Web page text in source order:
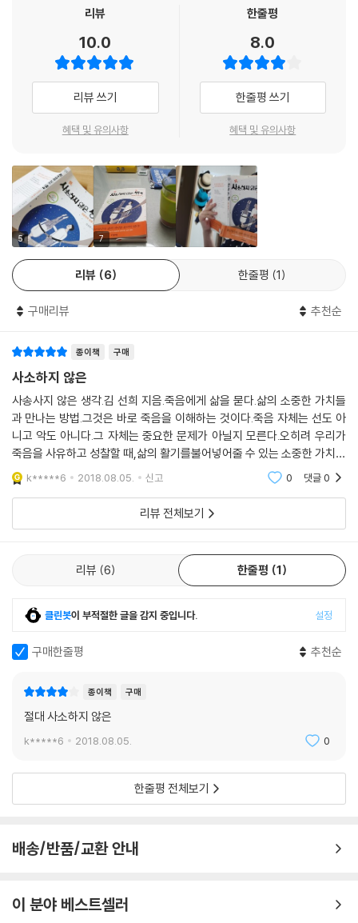
면 즐겁게 살 수 있다는 것을 가르친다. 그의 가르침은 오늘날 우리에게도
중요한 메시지를 전한다. 즐겁게 살기 위해서는 명료하게 생각하고 사려
깊게 사는 것이 최선의 길이라는 것이다. 동시에 고통이나 두려움의 부정
적인 감정에 휘둘리지 않기 위해서는 감정의 근거들을 올바르게 검토하는
사고의 훈련이 필요하다는 것을 가르쳐준다.
--- p.63, 2장 〈죽음은 삶의 빛을 모아준다: 에피쿠로스〉
유로운 삶을 살기가 더욱 어려운 시대다. 에픽테토스는 진정 자유로운 삶
을 살기 위해서는 세상과 사물에 대한 올바른 표상을 형성하고, 돈이나 명
예와 권력 등 남에게 달린 것에 대해 자신의 자유를 저당 잡히지 않도록 단
호한 태도가 필요하다고 말한다. 그의 철학은 인생의 중요한 지점마다 스
가치들을 누리기 위해 자유를 양보할 것인가?’ 오늘날에도 에픽테토스는
이 물음에 대해 분명 하나의 지침을 마련해줄 것이다.
--- p.97, 3장 〈죽음에 대한 올바른 생각이 우리를 구원한다: 에픽테토스〉
죽음을 의식하며 사는 것은 부조리를 기피하지 않으면서 사는 것이다. 자
신의 부조리한 운명을 의식하지만 체념하지 않고 그 운명을 적극적으로 최
선을 다해 남김없이 살아낼 것을 다짐하는 것이다. 반항하는 자는 부조리
의 대립항을 어느 쪽도 폐기하거나 회피하지 않고 팽팽하게 긴장시키면서
부조리와 대결하는 삶을 살아간다. 구원의 약속이나 구원의 가망이 없을지
라도 부조리와 적극적으로 대항하고 대결하며 사는 것이다. 이제 자살이
왜 잘못된 것인지 분명해진다. 자살은 부조리의 대립항의 하나를 폐기함으
로써 부조리를 해소시켜버리기 때문이다.
--- p.109, 4장 〈죽음은 삶의 진실을 보게 해준다: 카뮈〉
성과 가족애 등은 죽음 앞에서 사상누각일 뿐 진정한 의미를 주지 못한다
고 보았다. 그리고 유한한 인간의 삶이 구원받기 위해서는 영원불멸의 의
께 다 사라져버리거나 아무 의미도 없이 삶이 끝나버릴 것이라고 보았다.
스토이는 유한한 인간이 추구하고 동경하는 무한한 의미, 유한성 속의 영
이었다. 그가 말하는 신의 법은 단지 인습적인 교회 전통과 교리가 아니라,
용서와 사랑을 실천한 신의 행적을 따르는 기독교 전통의 사랑의 원리였
이런 상황이 어른들에게만 해당하는 것은 아니다. 무기력하고, 우울하고,
행복한 삶이 무엇인지 고민하게 되는 불안한 상황들이 십대 청소년들에게
도 비일비재로 일어난다. 그렇다 보니 직접적으로 고민을 드러내지는 않더
라도 삶에 대한 나름의 고민을 가지고 살아갈 수밖에 없다. 어른들이 으레
생각하는 것과는 달리 삶에 대해 그 어느 때보다 그 누구보다 진지하게 고
이 담고 있는 내용은 동일하다. 산다는 것은 무엇인지, 어떻게 해야 잘 사는
것인지가 바로 그것이다. 아이이든 어른이든 사람은 누구나 동일하게 살아
가고 죽어간다. 삶과 죽음은 우리의 일상 속에 얽히고설켜 있다. 그런 고민
이 있을 때 10대 청소년들은 어떻게 그 고민을 해결해나갈까. 누구에게 어
떻게 도움을 받을 수 있을까. 그들의 고민과 문제에 관해 우리 어른들은 어
떻게 대화할 수 있을까?
과거의 문학과 철학을 통해 바라보는 삶과 죽음의 문제
자음과모음 청소년인문 시리즈의 일곱 번째 책 『사소하지 않은 생각: 죽음
에게 삶을 묻다』는 이러한 물음에서 시작하여 ‘10대를 위한 삶의 철학’을
다루고 있는 책이다. 한국여성철학회장을 역임하고 지금은 이화여대 철학
과 교수로 재직하며 철학함의 힘을 알려주는 김선희 교수는 ‘철학상담’이
라는 분야를 연구하며 자신만의 철학적 길을 모색해온 학자다. 그는 삶의
문제로 고민해온 다양한 내담자들을 만났고, 그들이 스스로 ‘나는 누구이
를 시도해왔다. 그래서 이 책에는 김선희 교수의 오랜 연구와 현장에서의
상담 경험이 녹아 있으며, 독자들에게 철학적 사유와 방법으로 삶과 죽음
를 불러일으킨다.
제목에서 알 수 있듯 이 책은 사람이 살아가는 데 있어 가장 중요하다고 할
수 있는 ‘삶과 죽음’을 과거의 문학과 철학 텍스트를 토대로 하여 깊이 들여
다보고 있다. 책에 등장하는 사상가들은 총 여섯 명이다. [1장]에서는 고대
메소포타미아의 도시국가 우룩 제1왕조의 전설적인 왕으로 기록되어 있는
모든 부귀와 영화를 버리고 방랑하는 길가메시의 모습을 통해 죽음과 우정
의 관계, 영생과 죽음의 비밀을 밝힌다. [2장]에서는 에피쿠로스학파의 창
시자이자 죽음의 두려움을 치유하는 데 관심을 가졌던 고대 그리스의 철학
인데, 에피쿠로스는 죽음을 두려워하는 것에는 아무 근거가 없다는 것을
주장하며 죽음의 두려움으로부터 자유로웠던 사람이었다. 쉽게 받아들이
이 장의 주요 내용이다. [3장]에서는 참된 자아와 자유에 도달하고 고통과
야기한다. [4장]에서는 삶과 죽음의 부조리에 대해 정면으로 바라보기를
리뷰
10.0
리뷰 쓰기
혜택 및 유의사항
한줄평
8.0
한줄평 쓰기
혜택 및 유의사항
5 7
리뷰 6 한줄평 1
구매리뷰 추천순
종이책 구매
사소하지 않은
사송사지 않은 생각.김 선희 지음.죽음에게 삶을 묻다.삶의 소중한 가치들
과 만나는 방법.그것은 바로 죽음을 이해하는 것이다.죽음 자체는 선도 아
니고 악도 아니다.그 자체는 중요한 문제가 아닐지 모른다.오히려 우리가
죽음을 사유하고 성찰할 때,삶의 활기를불어넣어줄 수 있는 소중한 가치들
과 만나는 것이중요하다..이 문장들이 저자가 피력하는 골자가 아닐까..
k*****6 2018.08.05. 신고 0 댓글0
리뷰 전체보기
리뷰 6 한줄평 1
클린봇이 부적절한 글을 감지 중입니다. 설정
구매한줄평 추천순
종이책 구매
절대 사소하지 않은
k*****6 2018.08.05. 0
한줄평 전체보기
배송/반품/교환 안내
이 분야 베스트셀러